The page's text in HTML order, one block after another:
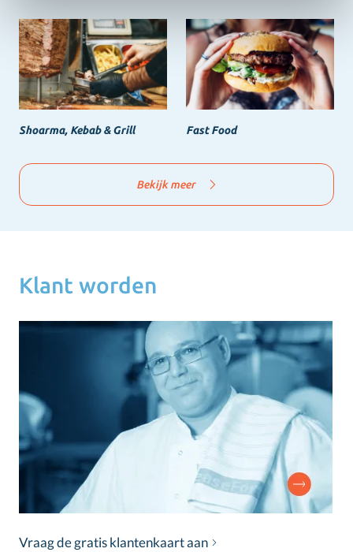
Shoarma, Kebab & Grill Fast Food
Bekijk meer
Klant worden
Vraag de gratis klantenkaart aan